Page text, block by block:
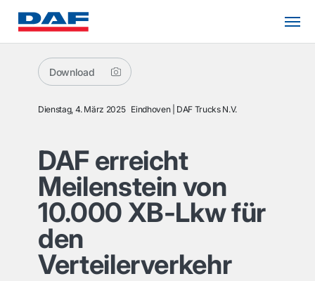
Download
Dienstag, 4. März 2025 Eindhoven DAF Trucks N.V.
DAF erreicht
Meilenstein von
10.000 XB-Lkw für
den
Verteilerverkehr